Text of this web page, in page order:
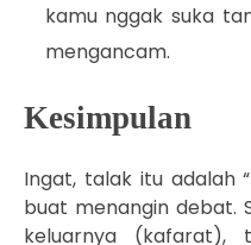
kamu nggak suka
mengancam.
Kesimpulan
Ingat, talak itu adalah
buat menangin debat.
keluarnya (kafarat),